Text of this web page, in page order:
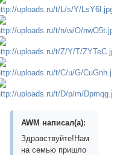
AWM написал(а):
Здравствуйте!Нам
на семью пришло